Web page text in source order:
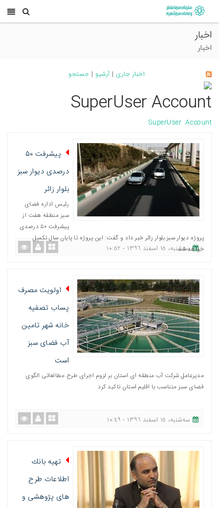
اخبار
اخبار
اخبار جاری | آرشیو | جستجو
SuperUser Account
SuperUser Account
پيشرفت ۵۰
درصدی ديوار سبز
بلوار زائر
رئيس اداره فضای
سبز منطقه هفت از
پيشرفت ۵۰ درصدی
پروژه ديوار سبز بلوار زائر خبر داد و گفت: اين پروژه تا پايان سال تكميل
خواهد شد.
ﺳﻪشنبه، ١٥ اسفند ١٣٩٦ - ١٠:٥٢
اولويت مصرف
پساب تصفيه
خانه شهر تامين
آب فضای سبز
است
مدیرعامل شركت آب منطقه ای استان بر لزوم اجرای طرح مطالعاتی الگوی
فضای سبز متناسب با اقلیم استان تاكید كرد
ﺳﻪشنبه، ١٥ اسفند ١٣٩٦ - ١٠:٤٩
تهيه بانك
اطلاعات طرح
های پژوهشی و